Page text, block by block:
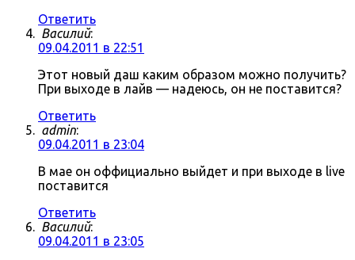
Ответить
Василий:
09.04.2011 в 22:51
Этот новый даш каким образом можно получить?
При выходе в лайв — надеюсь, он не поставится?
Ответить
admin:
09.04.2011 в 23:04
В мае он оффициально выйдет и при выходе в live
поставится
Ответить
Василий:
09.04.2011 в 23:05